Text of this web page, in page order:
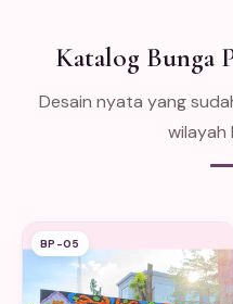
Katalog Bunga
Desain nyata yang
wilayah
BP-05